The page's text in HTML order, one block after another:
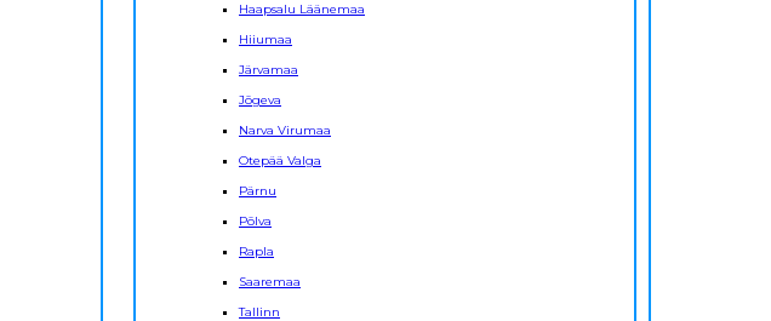
Haapsalu Läänemaa
Hiiumaa
Järvamaa
Jõgeva
Narva Virumaa
Otepää Valga
Pärnu
Põlva
Rapla
Saaremaa
Tallinn